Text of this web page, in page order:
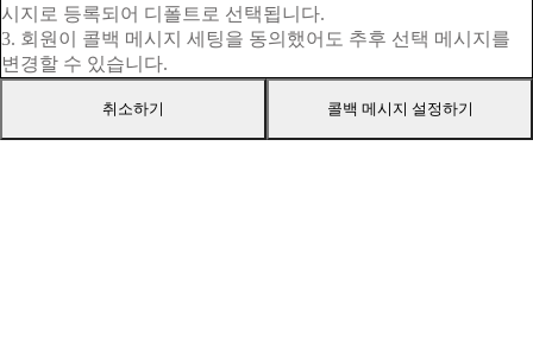
시지로 등록되어 디폴트로 선택됩니다.
3. 회원이 콜백 메시지 세팅을 동의했어도 추후 선택 메시지를
변경할 수 있습니다.
취소하기 콜백 메시지 설정하기